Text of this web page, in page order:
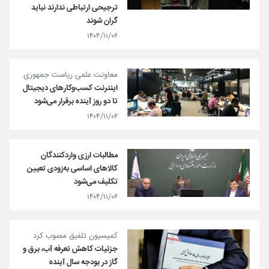
ترجیحی ارتباطی ندارند نباید
گران شوند
۱۴۰۴/۱۱/۰۶
معاونت علمی ریاست جمهوری
اینترنت کسب‌وکارهای دیجیتال
تا دو روز آینده برقرار می‌شود
۱۴۰۴/۱۱/۰۶
مطالبات ارزی واردکنندگان
کالاهای اساسی به‌زودی تعیین
تکلیف می‌شود
۱۴۰۴/۱۱/۰۶
کمیسیون تلفیق مصوب کرد
جزئیات کاهش تعرفه آب، برق و
گاز در بودجه سال آینده